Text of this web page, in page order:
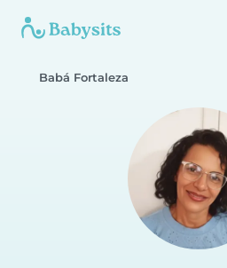
Babá Fortaleza